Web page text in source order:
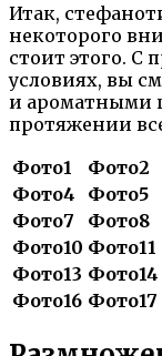
Итак,
некоторого
стоит этого. С
условиях, вы
и ароматными
протяжении
Фото1
Фото2
Фото4
Фото5
Фото7
Фото8
Фото10 Фото11
Фото13 Фото14
Фото16 Фото17